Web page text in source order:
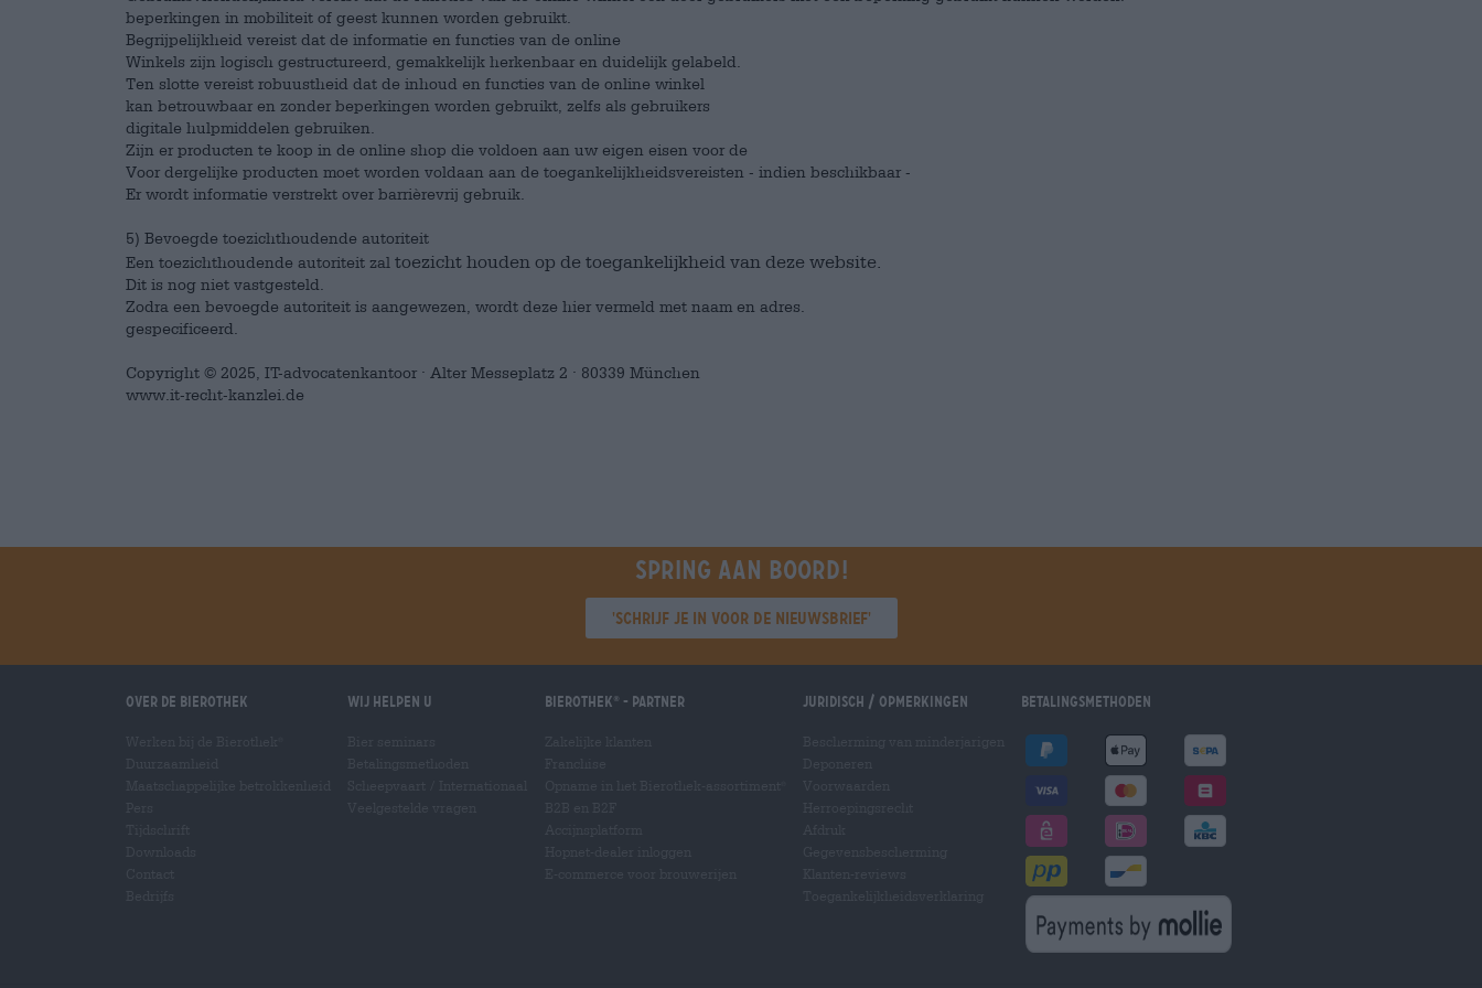
beperkingen in mobiliteit of geest kunnen worden gebruikt.
Begrijpelijkheid vereist dat de informatie en functies van de online
Winkels zijn logisch gestructureerd, gemakkelijk herkenbaar en duidelijk gelabeld.
Ten slotte vereist robuustheid dat de inhoud en functies van de online winkel
kan betrouwbaar en zonder beperkingen worden gebruikt, zelfs als gebruikers
digitale hulpmiddelen gebruiken.
Zijn er producten te koop in de online shop die voldoen aan uw eigen eisen voor de
Voor dergelijke producten moet worden voldaan aan de toegankelijkheidsvereisten - indien beschikbaar -
Er wordt informatie verstrekt over barrièrevrij gebruik.
5) Bevoegde toezichthoudende autoriteit
Een toezichthoudende autoriteit zal toezicht houden op de toegankelijkheid van deze website.
Dit is nog niet vastgesteld.
Zodra een bevoegde autoriteit is aangewezen, wordt deze hier vermeld met naam en adres.
gespecificeerd.
Copyright © 2025, IT-advocatenkantoor · Alter Messeplatz 2 · 80339 München
www.it-recht-kanzlei.de
Spring aan boord!
'Schrijf je in voor de nieuwsbrief'
Over de Bierothek Wij helpen u Bierothek - Partner Juridisch / Opmerkingen Betalingsmethoden